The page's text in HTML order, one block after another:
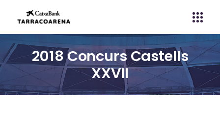
2018 Concurs Castells
XXVII